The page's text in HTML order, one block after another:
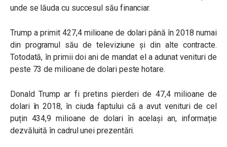
unde se lăuda cu succesul său financiar.
Trump a primit 427,4 milioane de dolari până în 2018 numai
din programul său de televiziune și din alte contracte.
Totodată, în primii doi ani de mandat el a adunat venituri de
peste 73 de milioane de dolari peste hotare.
Donald Trump ar fi pretins pierderi de 47,4 milioane de
dolari în 2018, în ciuda faptului că a avut venituri de cel
puțin 434,9 milioane de dolari în același an, informație
dezvăluită în cadrul unei prezentări.